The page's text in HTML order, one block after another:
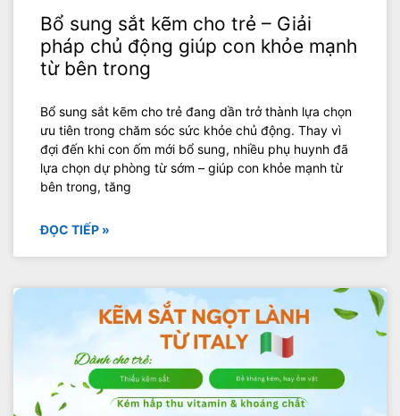
Bổ sung sắt kẽm cho trẻ – Giải
pháp chủ động giúp con khỏe mạnh
từ bên trong
Bổ sung sắt kẽm cho trẻ đang dần trở thành lựa chọn
ưu tiên trong chăm sóc sức khỏe chủ động. Thay vì
đợi đến khi con ốm mới bổ sung, nhiều phụ huynh đã
lựa chọn dự phòng từ sớm – giúp con khỏe mạnh từ
bên trong, tăng
ĐỌC TIẾP »